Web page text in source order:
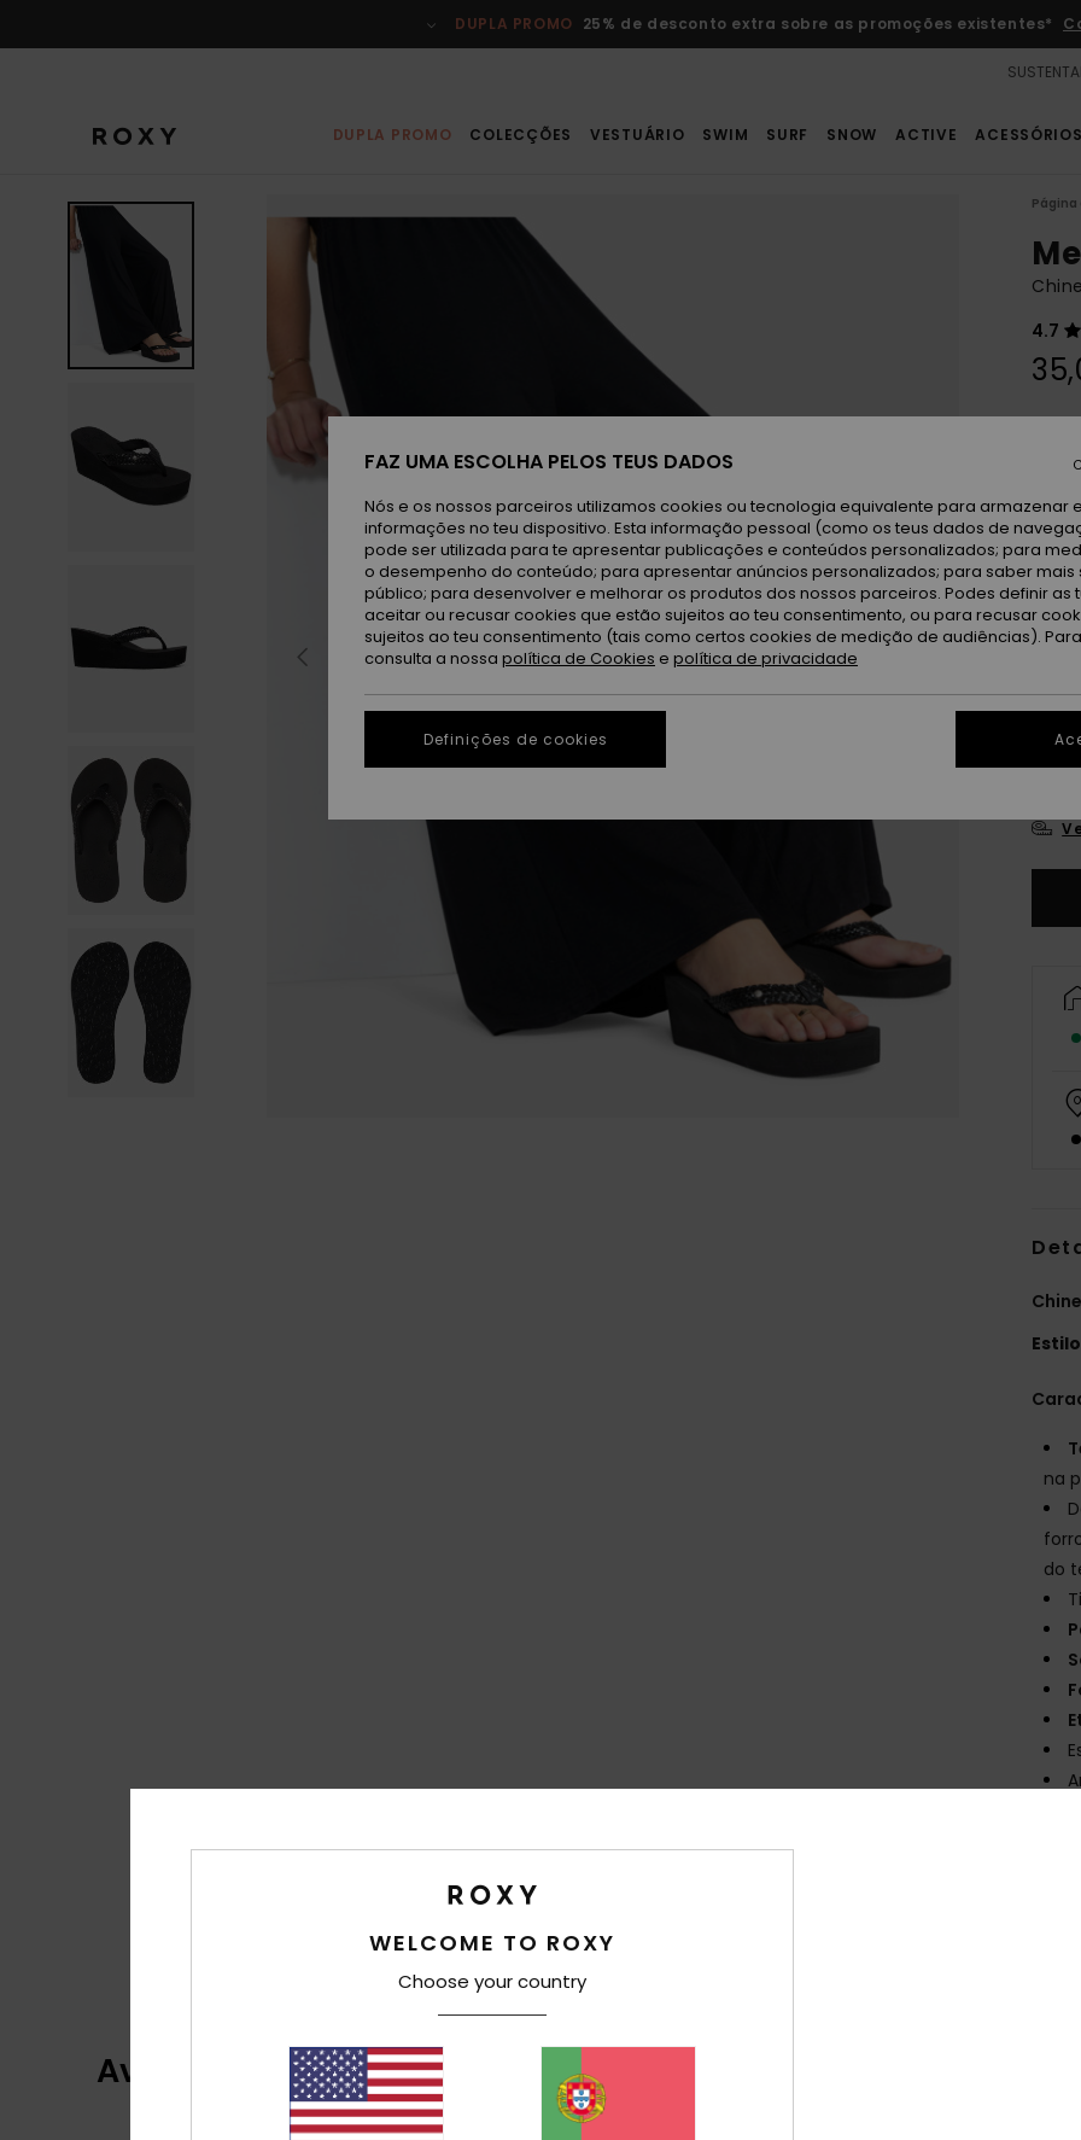
do
DUPLA PROMO 25% de desconto extra sobre as promoções existentes*
DUPLA PROMO COLECÇÕES VESTUÁRIO SWIM SURF SNOW ACTIVE ACESSÓRIOS
Página
4.7
Paga
Cor
36
42
Estilo
na
do
Avaliações dos clientes
WELCOME TO ROXY
Choose your country
FAZ UMA ESCOLHA PELOS TEUS DADOS
Nós e os nossos parceiros utilizamos cookies ou tecnologia equivalente para armazenar
informações no teu dispositivo. Esta informação pessoal (como os teus dados de
pode ser utilizada para te apresentar publicações e conteúdos personalizados; para
o desempenho do conteúdo; para apresentar anúncios personalizados; para saber mais
público; para desenvolver e melhorar os produtos dos nossos parceiros. Podes definir as
aceitar ou recusar cookies que estão sujeitos ao teu consentimento, ou para recusar
sujeitos ao teu consentimento (tais como certos cookies de medição de audiências).
consulta a nossa política de Cookies e política de privacidade
Definições de cookies